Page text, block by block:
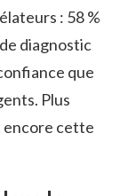
: 58 %
diagnostic
que
Plus
encore cette